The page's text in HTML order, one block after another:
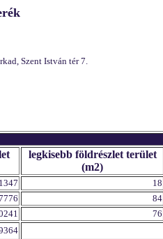
Szent István tér 7.
legkisebb földrészlet terület
(m2)
18
84
76